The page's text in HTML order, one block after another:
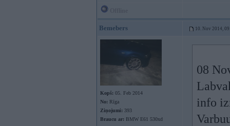
Bemebers 10. Nov 2014,
Kopš: 05. Feb 2014
No: Rīga
Ziņojumi: 393
Braucu ar: BMW E61 530xd
08
info